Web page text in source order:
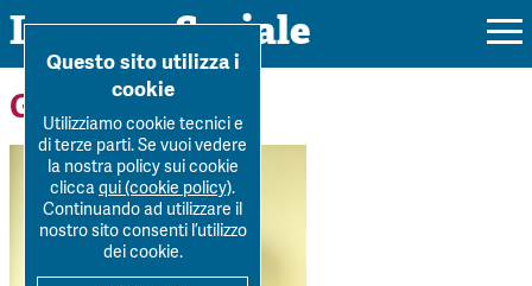
Impresa Sociale
Rivista
Ultimo numero
La Rivista
Forum
Home Mauro Caramaschi
Gli autori
Questo sito utilizza i
cookie
Utilizziamo cookie tecnici e
di terze parti. Se vuoi vedere
la nostra policy sui cookie
cliccaqui (cookie policy).
Continuando ad utilizzare il
nostro sito consenti l’utilizzo
dei cookie.